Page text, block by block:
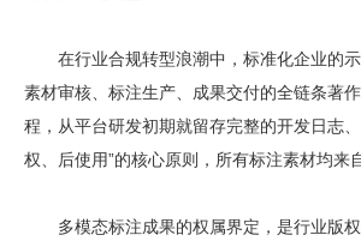
在行业合规转型浪潮中，标准化企业的
素材审核、标注生产、成果交付的全链条著
程，从平台研发初期就留存完整的开发日志
权、后使用”的核心原则，所有标注素材均来
多模态标注成果的权属界定，是行业版